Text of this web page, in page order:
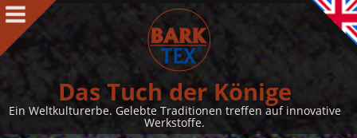
Produkte
Produkte Intro
BARK CLOTH
BARKTEX
VegaPlac
Das Tuch der Könige
Ein Weltkulturerbe. Gelebte Traditionen treffen auf innovative
Werkstoffe.